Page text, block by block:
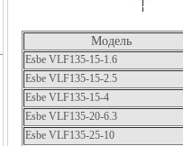
Модель
Esbe VLF135-15-1.6
Esbe VLF135-15-2.5
Esbe VLF135-15-4
Esbe VLF135-20-6.3
Esbe VLF135-25-10